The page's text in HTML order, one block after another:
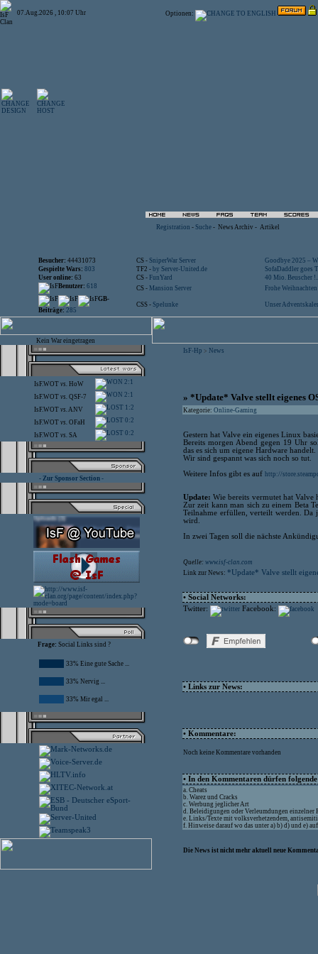
07.Aug.2026 , 10:07 Uhr Optionen:
Registration - Suche - News Archiv - Artikel
Besucher: 44431073 CS - SniperWar Server
Goodbye 2025 –
Gespielte Wars: 803 TF2 - by Server-United.de
SofaDaddler goes
User online: 63 CS - FunYard
40 Mio. Beuscher
Benutzer: 618 CS - Mansion Server
Frohe
GB-
Beiträge: 285
CSS - Spelunke Unser
Kein War eingetragen
IsF.WOT vs. HoW 2:1
IsF.WOT vs. QSF-7 2:1
IsF.WOT vs.ANV 1:2
IsF.WOT vs. OFaH 0:2
IsF.WOT vs. SA 0:2
- Zur Sponsor Section -
Frage: Social Links sind ?
33% Eine gute Sache ...
33% Nervig ...
33% Mir egal ...
IsF-Hp > News
» *Update* Valve stellt eigenes
Kategorie: Online-Gaming
Gestern hat Valve ein eigenes Linux
Bereits morgen Abend gegen 19 Uhr
das es sich um eigene Hardware handelt.
Wir sind gespannt was sich noch so tut.
Weitere Infos gibt es auf http://
Update:Wie bereits vermutet hat Valve
Zur zeit kann man sich zu einem Beta
Teilnahme erfüllen, verteilt werden. Da
wird.
In zwei Tagen soll die nächste
Quelle: www.isf-clan.com
Link zur News: *Update* Valve stellt
• Social Networks:
Twitter:
Facebook:
• Links zur News:
• Kommentare:
Noch keine Kommentare vorhanden
• In den Kommentaren dürfen
a. Cheats
b. Warez und Cracks
c. Werbung jeglicher Art
d. Beleidigungen oder Verleumdungen einzelner
e. Links/Texte mit volksverhetzendem,
f. Hinweise darauf wo das unter a) b) d) und e)
Die News ist nicht mehr aktuell neue